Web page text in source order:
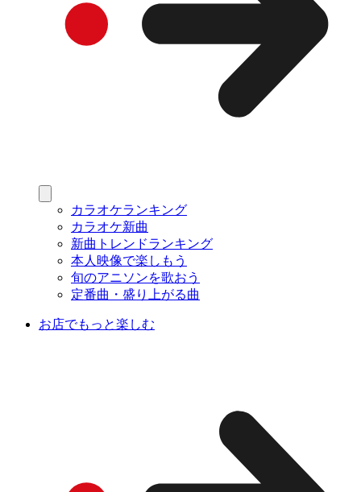
カラオケランキング
カラオケ新曲
新曲トレンドランキング
本人映像で楽しもう
旬のアニソンを歌おう
定番曲・盛り上がる曲
お店でもっと楽しむ